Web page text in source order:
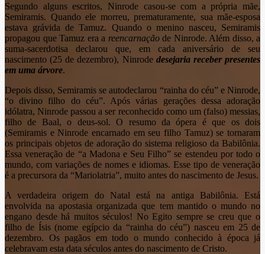
Segundo alguns escritos, Ninrode casou-se com a própria mãe,
Semiramis. Quando ele morreu, prematuramente, sua mãe-esposa
estava grávida de Tamuz. Quando o menino nasceu, Semiramis
propagou que Tamuz era a reencarnação de Ninrode. Além disso, a
suma-sacerdotisa declarou que, em cada aniversário de seu
nascimento (25 de dezembro), Ninrode desejaria receber presentes
em uma árvore.
Depois disso, Semiramis se autodeclarou “rainha do céu” e Ninrode,
“o divino filho do céu”. Após várias gerações dessa adoração
idólatra, Ninrode passou a ser reconhecido como um (falso) messias,
filho de Baal, o deus-sol. O resumo da ópera é que os dois
(Semiramis e Ninrode encarnado em seu filho Tamuz) se tornaram
os principais objetos de adoração do sistema religioso da Babilônia.
Essa veneração de “a Madona e Seu Filho” se estendeu por todo o
mundo, com variações de nomes e idiomas. Esse tipo de veneração
é a precursora da “Mariolatria”, muito antes do nascimento de Jesus.
A verdadeira origem do Natal está na antiga Babilônia. Está
envolvida na apostasia organizada que tem mantido o mundo no
engano desde há muitos séculos! No Egito sempre se creu que o
filho de Ísis (nome egípcio da “rainha do céu”) nasceu em 25 de
dezembro. Os pagãos em todo o mundo conhecido à época já
celebravam esta data séculos antes do nascimento de Cristo.